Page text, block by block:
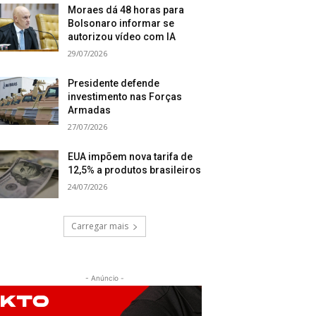
Moraes dá 48 horas para
Bolsonaro informar se
autorizou vídeo com IA
29/07/2026
Presidente defende
investimento nas Forças
Armadas
27/07/2026
EUA impõem nova tarifa de
12,5% a produtos brasileiros
24/07/2026
Carregar mais
- Anúncio -